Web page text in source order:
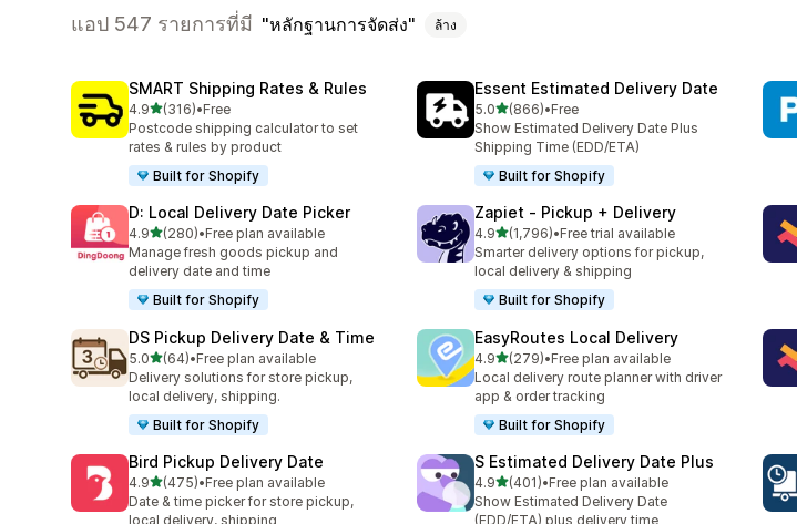
แอป 547 รายการที่มี หลักฐานการจัดส่ง ล้าง
SMART Shipping Rates & Rules
4.9เต็ม 5 ดาว
(316)
ทั้งหมด 316 รีวิว
•Free
Postcode shipping calculator to set
rates & rules by product
Built for Shopify
Essent Estimated Delivery Date
5.0เต็ม 5 ดาว
(866)
ทั้งหมด 866 รีวิว
•Free
Show Estimated Delivery Date Plus
Shipping Time (EDD/ETA)
Built for Shopify
D: Local Delivery Date Picker
4.9เต็ม 5 ดาว
(280)
ทั้งหมด 280 รีวิว
•Free plan available
Manage fresh goods pickup and
delivery date and time
Built for Shopify
Zapiet ‑ Pickup + Delivery
4.9เต็ม 5 ดาว
(1,796)
ทั้งหมด 1796 รีวิว
•Free trial available
Smarter delivery options for pickup,
local delivery & shipping
Built for Shopify
DS Pickup Delivery Date & Time
5.0เต็ม 5 ดาว
(64)
ทั้งหมด 64 รีวิว
•Free plan available
Delivery solutions for store pickup,
local delivery, shipping.
Built for Shopify
EasyRoutes Local Delivery
4.9เต็ม 5 ดาว
(279)
ทั้งหมด 279 รีวิว
•Free plan available
Local delivery route planner with driver
app & order tracking
Built for Shopify
Bird Pickup Delivery Date
4.9เต็ม 5 ดาว
(475)
ทั้งหมด 475 รีวิว
•Free plan available
Date & time picker for store pickup,
local delivery, shipping
S Estimated Delivery Date Plus
4.9เต็ม 5 ดาว
(401)
ทั้งหมด 401 รีวิว
•Free plan available
Show Estimated Delivery Date
(EDD/ETA) plus delivery time